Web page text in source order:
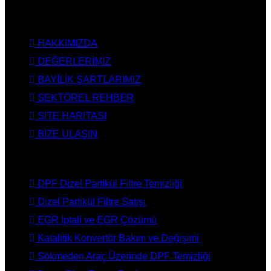
HAKKIMIZDA
DEĞERLERİMİZ
BAYİLİK ŞARTLARIMIZ
SEKTÖREL REHBER
SİTE HARİTASI
BİZE ULAŞIN
DPF Dizel Partikül Filtre Temizliği
Dizel Partikül Filtre Satışı
EGR İptali ve EGR Çözümü
Katalitik Konvertör Bakım ve Değişimi
Sökmeden Araç Üzerinde DPF Temizliği